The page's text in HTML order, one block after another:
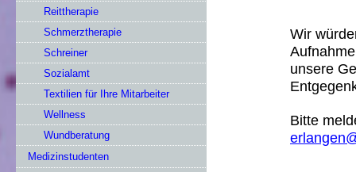
Wir
unsere
Bitte
Reittherapie
Schmerztherapie
Schreiner
Sozialamt
Textilien für Ihre Mitarbeiter
Wellness
Wundberatung
Medizinstudenten